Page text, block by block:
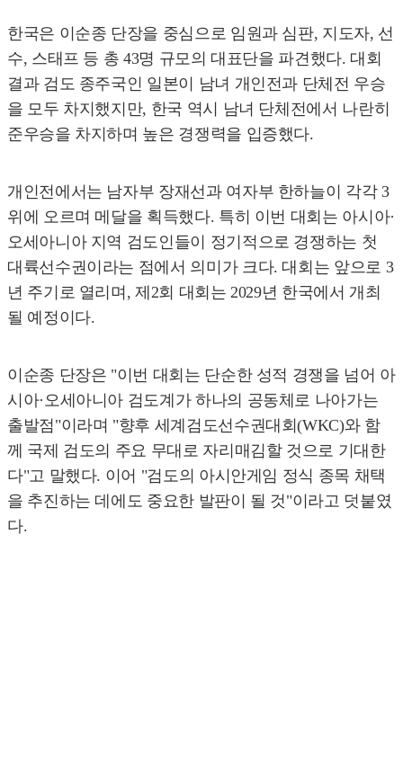
한국은 이순종 단장을 중심으로 임원과 심판, 지도자, 선
수, 스태프 등 총 43명 규모의 대표단을 파견했다. 대회
결과 검도 종주국인 일본이 남녀 개인전과 단체전 우승
을 모두 차지했지만, 한국 역시 남녀 단체전에서 나란히
준우승을 차지하며 높은 경쟁력을 입증했다.
개인전에서는 남자부 장재선과 여자부 한하늘이 각각 3
위에 오르며 메달을 획득했다. 특히 이번 대회는 아시아·
오세아니아 지역 검도인들이 정기적으로 경쟁하는 첫
대륙선수권이라는 점에서 의미가 크다. 대회는 앞으로 3
년 주기로 열리며, 제2회 대회는 2029년 한국에서 개최
될 예정이다.
이순종 단장은 "이번 대회는 단순한 성적 경쟁을 넘어 아
시아·오세아니아 검도계가 하나의 공동체로 나아가는
출발점"이라며 "향후 세계검도선수권대회(WKC)와 함
께 국제 검도의 주요 무대로 자리매김할 것으로 기대한
다"고 말했다. 이어 "검도의 아시안게임 정식 종목 채택
을 추진하는 데에도 중요한 발판이 될 것"이라고 덧붙였
다.